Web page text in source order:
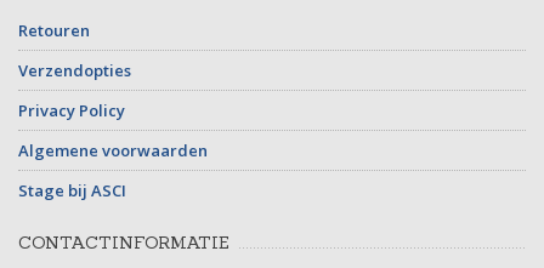
Retouren
Verzendopties
Privacy Policy
Algemene voorwaarden
Stage bij ASCI
CONTACTINFORMATIE